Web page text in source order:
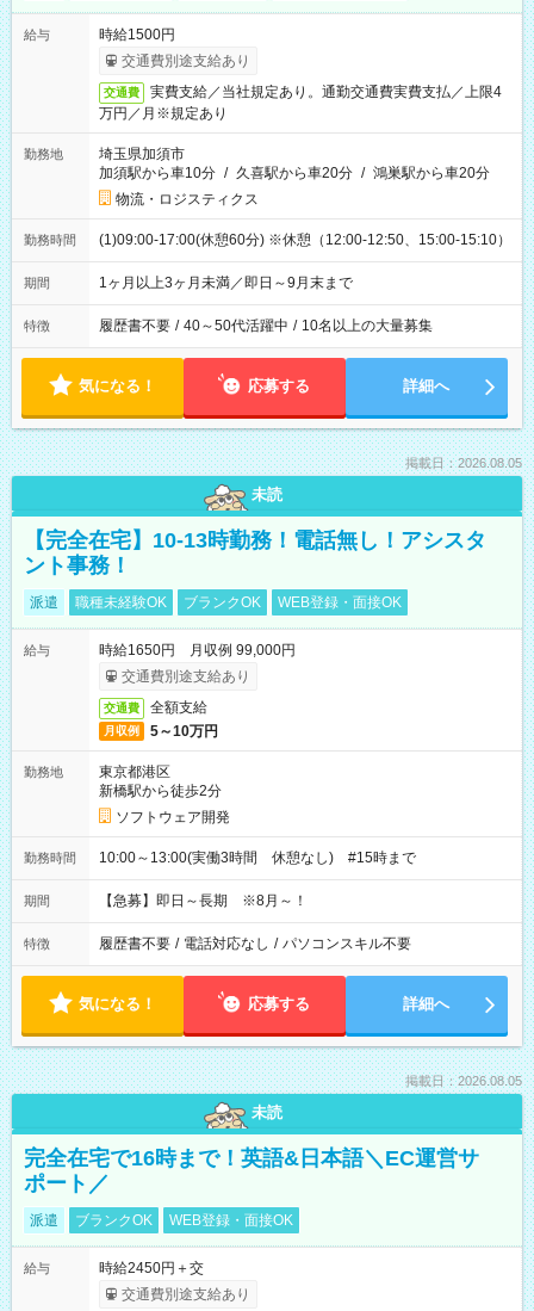
給与
時給1500円
交通費別途支給あり
交通費
実費支給／当社規定あり。通勤交通費実費支払／上限4
万円／月※規定あり
勤務地
埼玉県加須市
加須駅から車10分 / 久喜駅から車20分 / 鴻巣駅から車20分
物流・ロジスティクス
勤務時間 (1)09:00-17:00(休憩60分) ※休憩（12:00-12:50、15:00-15:10）
期間 1ヶ月以上3ヶ月未満／即日～9月末まで
特徴 履歴書不要 / 40～50代活躍中 / 10名以上の大量募集
気になる！ 応募する 詳細へ
掲載日：2026.08.05
未読
【完全在宅】10-13時勤務！電話無し！アシスタ
ント事務！
派遣 職種未経験OK ブランクOK WEB登録・面接OK
給与
時給1650円 月収例 99,000円
交通費別途支給あり
交通費 全額支給
月収例 5～10万円
勤務地
東京都港区
新橋駅から徒歩2分
ソフトウェア開発
勤務時間 10:00～13:00(実働3時間 休憩なし) #15時まで
期間 【急募】即日～長期 ※8月～！
特徴 履歴書不要 / 電話対応なし / パソコンスキル不要
気になる！ 応募する 詳細へ
掲載日：2026.08.05
未読
完全在宅で16時まで！英語&日本語＼EC運営サ
ポート／
派遣 ブランクOK WEB登録・面接OK
給与
時給2450円＋交
交通費別途支給あり